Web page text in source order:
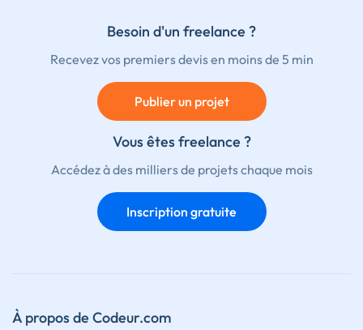
Besoin d'un freelance ?
Recevez vos premiers devis en moins de 5 min
Publier un projet
Vous êtes freelance ?
Accédez à des milliers de projets chaque mois
Inscription gratuite
À propos de Codeur.com